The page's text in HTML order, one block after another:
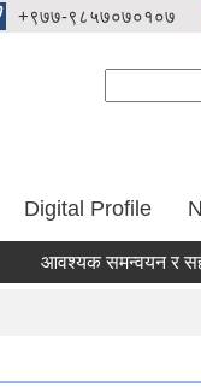
‌+९७७-९८५७०७०१०७
Digital Profile
आवश्यक समन्वयन र